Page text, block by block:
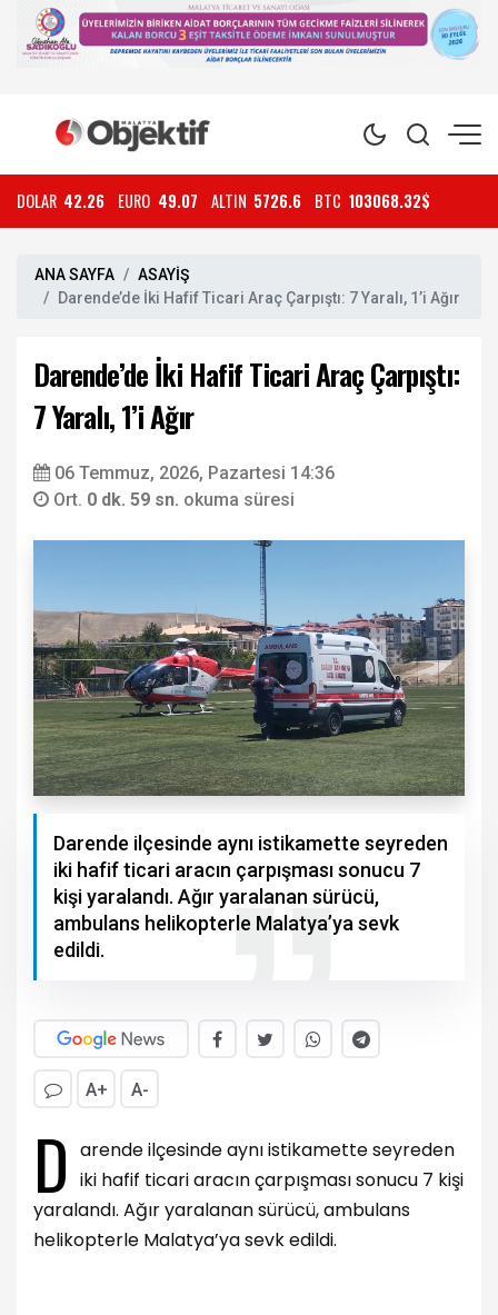
DOLAR 42.26 EURO 49.07 ALTIN 5726.6 BTC 103068.32$
ANA SAYFA
ASAYİŞ
Darende’de İki Hafif Ticari Araç Çarpıştı: 7 Yaralı, 1’i Ağır
Darende’de İki Hafif Ticari Araç Çarpıştı:
7 Yaralı, 1’i Ağır
06 Temmuz, 2026, Pazartesi 14:36
Ort. 0 dk. 59 sn. okuma süresi
Darende ilçesinde aynı istikamette seyreden
iki hafif ticari aracın çarpışması sonucu 7
kişi yaralandı. Ağır yaralanan sürücü,
ambulans helikopterle Malatya’ya sevk
edildi.
A+ A-
D arende ilçesinde aynı istikamette seyreden
iki hafif ticari aracın çarpışması sonucu 7 kişi
yaralandı. Ağır yaralanan sürücü, ambulans
helikopterle Malatya’ya sevk edildi.